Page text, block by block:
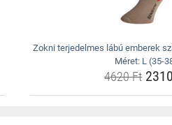
Zokni terjedelmes lábú emberek
Méret: L (35-
4620 Ft